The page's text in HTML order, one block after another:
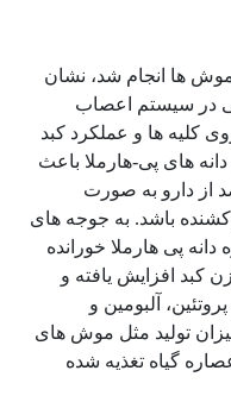
ها انجام شد، نشان
در سیستم اعصاب
کلیه ها و عملکرد کبد
های پی-هارملا باعث
شود. مصرف 15درصد از دارو به صورت
باشد. به جوجه های
6 هفته عصاره دانه پی هارملا خورانده
کبد افزایش یافته و
آلبومین و
تولید مثل موش های
گیاه تغذیه شده